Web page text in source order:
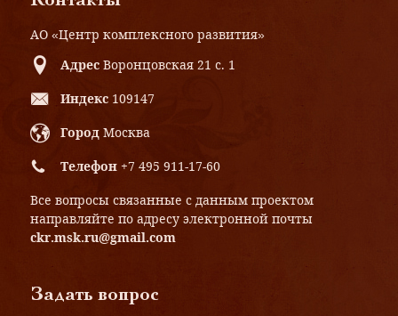
АО «Центр комплексного развития»
Адрес Воронцовская 21 с. 1
Индекс 109147
Город Москва
Телефон +7 495 911-17-60
Все вопросы связанные с данным проектом
направляйте по адресу электронной почты
ckr.msk.ru@gmail.com
Задать вопрос